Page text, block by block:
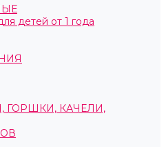
детей от 1 года
ГОРШКИ, КАЧЕЛИ,